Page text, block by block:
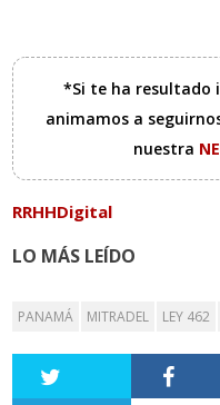
*Si te ha resultado
animamos a
nuestra
RRHHDigital
LO MÁS LEÍDO
PANAMÁ MITRADEL LEY 462